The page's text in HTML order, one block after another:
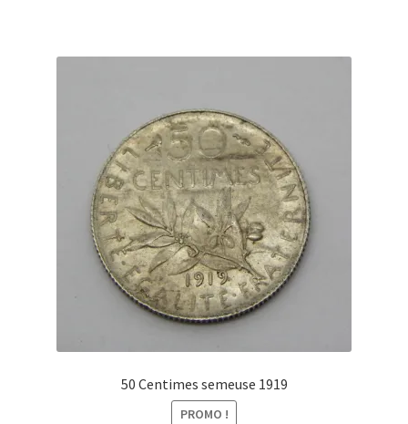
50 Centimes semeuse 1919
PROMO !